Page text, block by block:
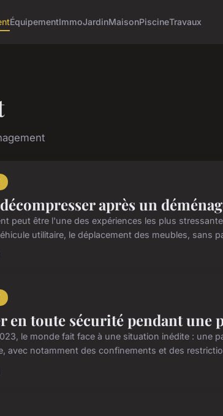
ÉquipementImmoJardinMaisonPiscineTravaux
après un
peut être l'une des expériences les plus
utilitaire, le déplacement des meubles, sans
en toute sécurité pendant une
le monde fait face à une situation inédite : une
avec notamment des confinements et des